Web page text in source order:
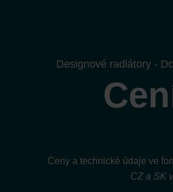
Designové radiátory -
Ceny a technické údaje ve
CZ a SK